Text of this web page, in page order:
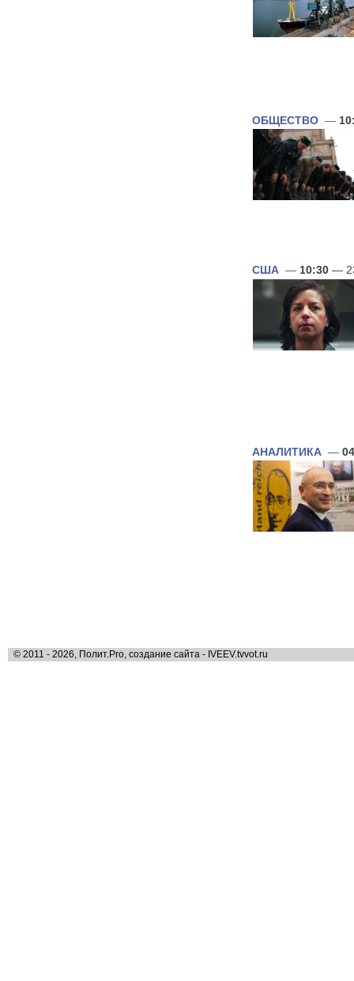
ОБЩЕСТВО —
США — 10:30 —
АНАЛИТИКА —
© 2011 - 2026, Полит.Pro, создание сайта - IVEEV.tvvot.ru